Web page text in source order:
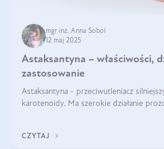
mgr inż. Anna Sobol
12 maj 2025
Astaksantyna – właściwości,
zastosowanie
Astaksantyna - przeciwutleniacz
karotenoidy. Ma szerokie działanie
CZYTAJ